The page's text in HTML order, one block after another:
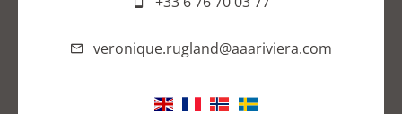
veronique.rugland@aaariviera.com